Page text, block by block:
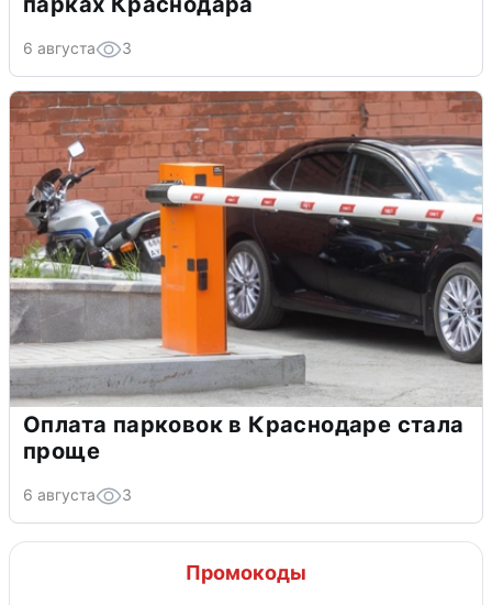
6 августа 3
Оплата парковок в Краснодаре стала
проще
6 августа 3
Промокоды